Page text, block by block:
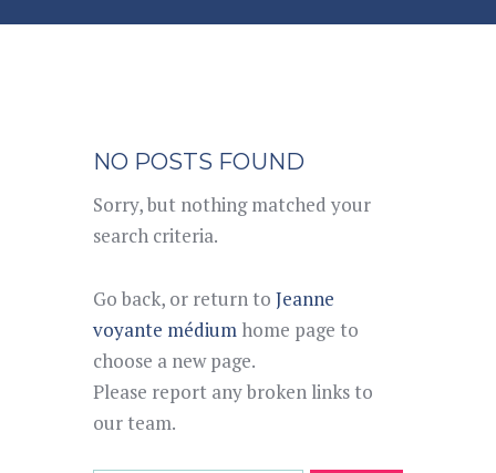
NO POSTS FOUND
Sorry, but nothing matched your
search criteria.
Go back, or return to Jeanne
voyante médium home page to
choose a new page.
Please report any broken links to
our team.